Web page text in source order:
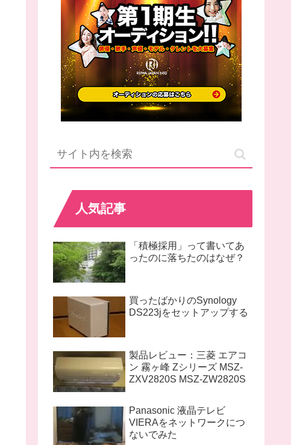
人気記事
「積極採用」って書いてあ
ったのに落ちたのはなぜ？
買ったばかりのSynology
DS223jをセットアップする
製品レビュー：三菱 エアコ
ン 霧ヶ峰 Zシリーズ MSZ-
ZXV2820S MSZ-ZW2820S
Panasonic 液晶テレビ
VIERAをネットワークにつ
ないでみた